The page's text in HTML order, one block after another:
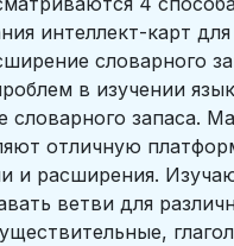
интеллект-карт
словарного
в изучении
словарного запаса.
отличную
и расширения.
ветви для